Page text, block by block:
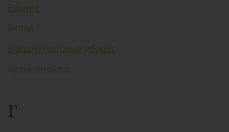
Вишинг
Вклад
Внешнеторговый оборот
Временной лаг
Г